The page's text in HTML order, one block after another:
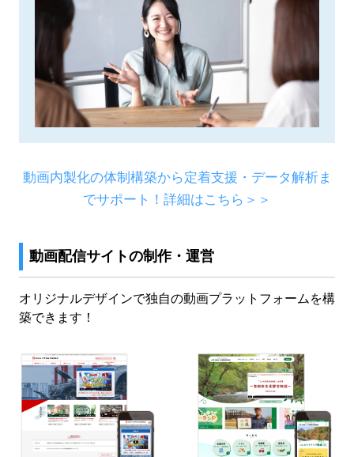
動画内製化の体制構築から定着支援・データ解析ま
でサポート！詳細はこちら＞＞
動画配信サイトの制作・運営
オリジナルデザインで独自の動画プラットフォームを構
築できます！